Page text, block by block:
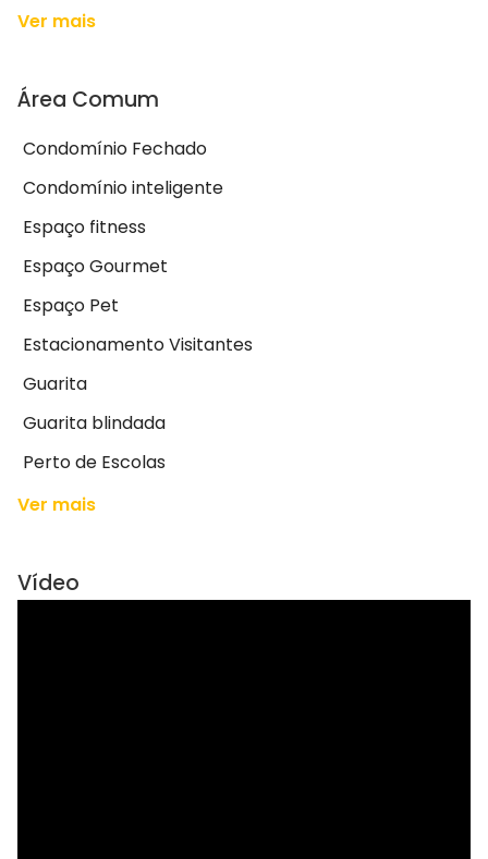
Ver mais
Área Comum
Condomínio Fechado
Condomínio inteligente
Espaço fitness
Espaço Gourmet
Espaço Pet
Estacionamento Visitantes
Guarita
Guarita blindada
Perto de Escolas
Ver mais
Vídeo